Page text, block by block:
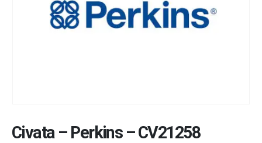
Civata– Perkins–CV21258